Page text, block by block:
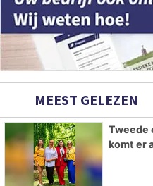
MEEST GELEZEN
Tweede
komt er